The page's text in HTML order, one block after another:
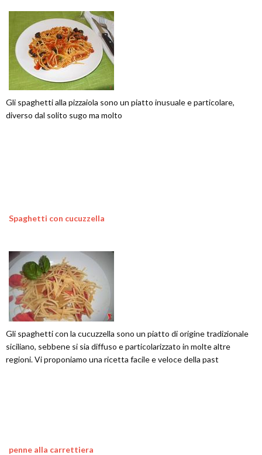
Gli spaghetti alla pizzaiola sono un piatto inusuale e particolare,
diverso dal solito sugo ma molto
Spaghetti con cucuzzella
Gli spaghetti con la cucuzzella sono un piatto di origine tradizionale
siciliano, sebbene si sia diffuso e particolarizzato in molte altre
regioni. Vi proponiamo una ricetta facile e veloce della past
penne alla carrettiera